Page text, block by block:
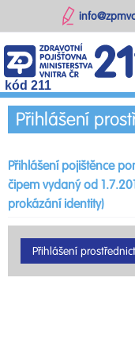
kód 211
Přihlášení
Přihlášení pojištěnce
čipem vydaný od
prokázání identity)